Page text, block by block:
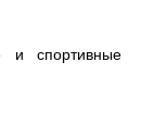
и спортивные